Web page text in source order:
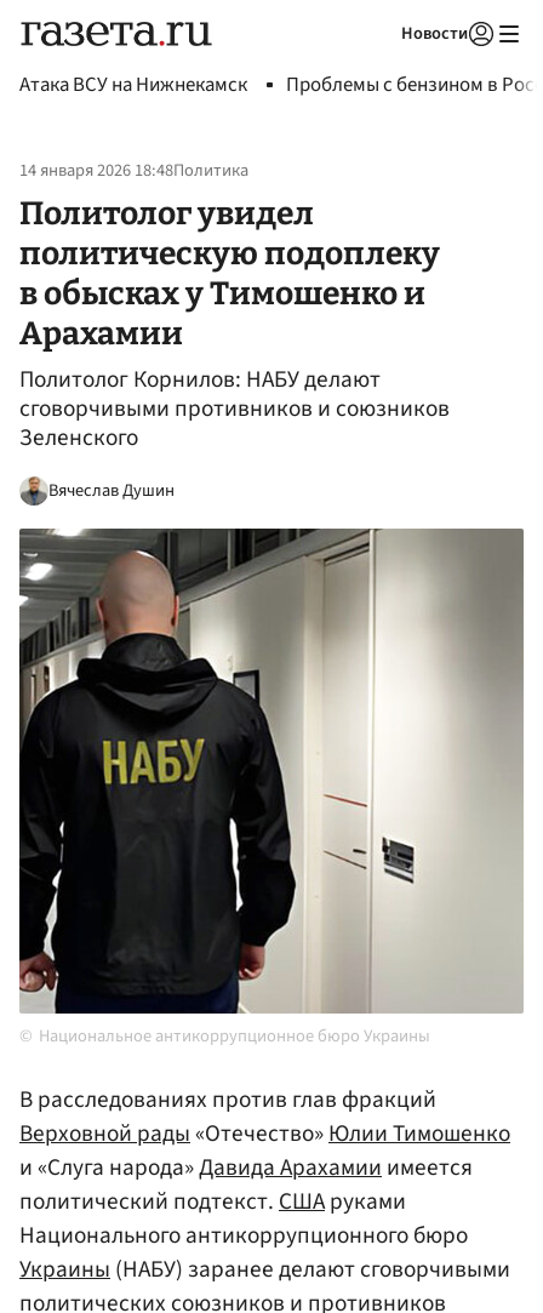
Новости
Атака ВСУ на Нижнекамск Проблемы с бензином в
14 января 2026 18:48Политика
Политолог увидел
политическую подоплеку
в обысках у Тимошенко и
Арахамии
Политолог Корнилов: НАБУ делают
сговорчивыми противников и союзников
Зеленского
Вячеслав Душин
Национальное антикоррупционное бюро Украины
В расследованиях против глав фракций
Верховной рады«Отечество»Юлии Тимошенко
и «Слуга народа»Давида Арахамииимеется
политический подтекст.СШАруками
Национального антикоррупционного бюро
Украины(НАБУ) заранее делают сговорчивыми
политических союзников и противников